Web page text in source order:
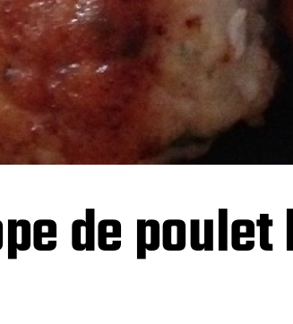
de